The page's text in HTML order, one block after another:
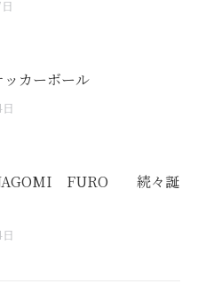
カーボール
FURO 続々誕